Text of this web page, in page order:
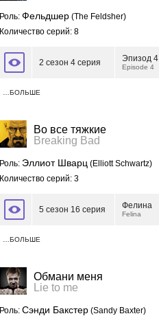
Роль: Фельдшер (The Feldsher)
Количество серий: 8
2 сезон 4 серия Эпизод 4
Episode 4
…БОЛЬШЕ
Во все тяжкие
Breaking Bad
Роль: Эллиот Шварц (Elliott Schwartz)
Количество серий: 3
5 сезон 16 серия Фелина
Felina
…БОЛЬШЕ
Обмани меня
Lie to me
Роль: Сэнди Бакстер (Sandy Baxter)